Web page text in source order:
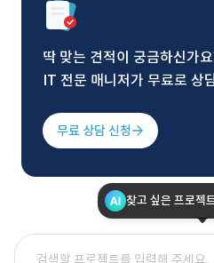
딱 맞는 견적이 궁금하신가
IT 전문 매니저가 무료로 상
무료 상담 신청
찾고 싶은 프로젝